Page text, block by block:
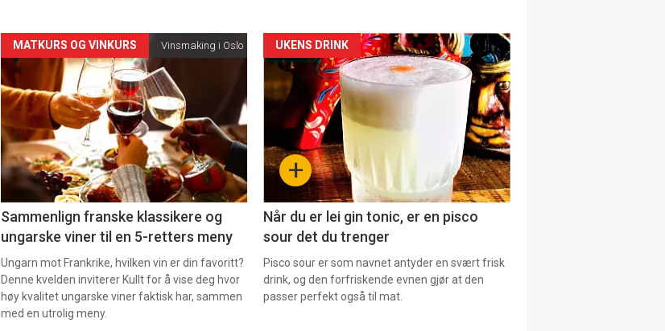
Forsiden
akkurat
nå
-
5
MATKURS OG VINKURS Vinsmaking i Oslo
Sammenlign franske klassikere og
ungarske viner til en 5-retters meny
Ungarn mot Frankrike, hvilken vin er din favoritt?
Denne kvelden inviterer Kullt for å vise deg hvor
høy kvalitet ungarske viner faktisk har, sammen
med en utrolig meny.
Forsiden
akkurat
nå
-
+
UKENS DRINK
Når du er lei gin tonic, er en pisco
sour det du trenger
Pisco sour er som navnet antyder en svært frisk
drink, og den forfriskende evnen gjør at den
passer perfekt også til mat.